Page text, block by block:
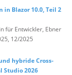
Blazor 10.0, Teil 2
für Entwickler, Ebner
12/2025
hybride Cross-
Studio 2026